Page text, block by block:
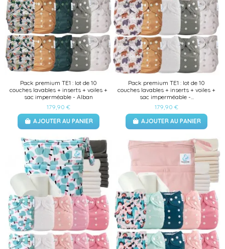
Pack premium TE1 : lot de 10
couches lavables + inserts + voiles +
sac imperméable - Alban
179,90 €
AJOUTER AU PANIER
Pack premium TE1 : lot de 10
couches lavables + inserts + voiles +
sac imperméable -...
179,90 €
AJOUTER AU PANIER